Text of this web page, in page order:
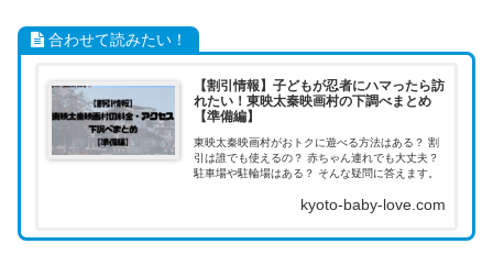
合わせて読みたい！
【割引情報】子どもが忍者にハマったら訪
れたい！東映太秦映画村の下調べまとめ
【準備編】
東映太秦映画村がおトクに遊べる方法はある？ 割
引は誰でも使えるの？ 赤ちゃん連れでも大丈夫？
駐車場や駐輪場はある？ そんな疑問に答えます。
kyoto-baby-love.com